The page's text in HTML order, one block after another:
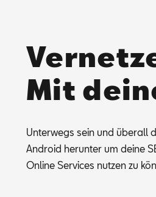
Mit
Un­ter­wegs sein und über­all
An­dro­id her­un­ter um dei­ne
On­line Ser­vices nut­zen zu